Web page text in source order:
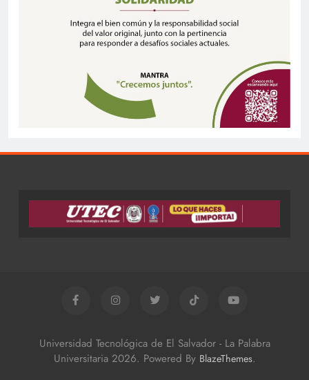
Universidad Tecnológica de El Salvador - La Palabra
Universitaria 2026. Powered By BlazeThemes.